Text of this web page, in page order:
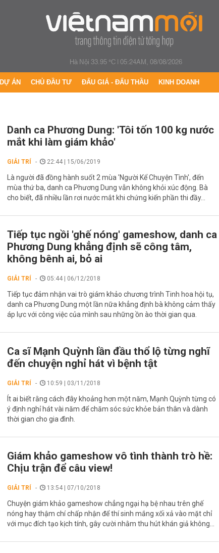
Hà Nội 33.95 °C|05:24AM, 08/08/2026
DỰ ÁN CHỦ ĐẦU TƯ ĐẤU GIÁ - ĐẤU THẦU KINH DOANH
Danh ca Phương Dung: 'Tôi tốn 100 kg nước
mắt khi làm giám khảo'
GIẢI TRÍ 22:44 | 15/06/2019
Là người đã đồng hành suốt 2 mùa 'Người Kể Chuyện Tình', đến
mùa thứ ba, danh ca Phương Dung vẫn không khỏi xúc động. Bà
cho biết, đã nhiều lần rơi nước mắt khi chứng kiến phần thi đầy...
Tiếp tục ngồi 'ghế nóng' gameshow, danh ca
Phương Dung khẳng định sẽ công tâm,
không bênh ai, bỏ ai
GIẢI TRÍ 05:44 | 06/12/2018
Tiếp tục đảm nhận vai trò giám khảo chương trình Tinh hoa hội tụ,
danh ca Phương Dung một lần nữa khẳng định bà không cảm thấy
áp lực với công việc của mình sau những ồn ào thời gian qua.
Ca sĩ Mạnh Quỳnh lần đầu thổ lộ từng nghĩ
đến chuyện nghỉ hát vì bệnh tật
GIẢI TRÍ 10:59 | 03/11/2018
Ít ai biết rằng cách đây khoảng hơn một năm, Mạnh Quỳnh từng có
ý định nghỉ hát vài năm để chăm sóc sức khỏe bản thân và dành
thời gian cho gia đình.
Giám khảo gameshow vô tình thành trò hề:
Chịu trận để câu view!
GIẢI TRÍ 13:54 | 07/10/2018
Chuyện giám khảo gameshow chẳng ngại hạ bệ nhau trên ghế
nóng hay thậm chí chấp nhận để thí sinh mắng xối xả vào mặt chỉ
với mục đích tạo kịch tính, gây cười nhằm thu hút khán giả không...